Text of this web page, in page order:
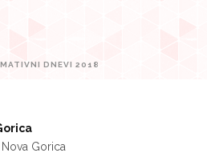
DNEVI 2018
Gorica